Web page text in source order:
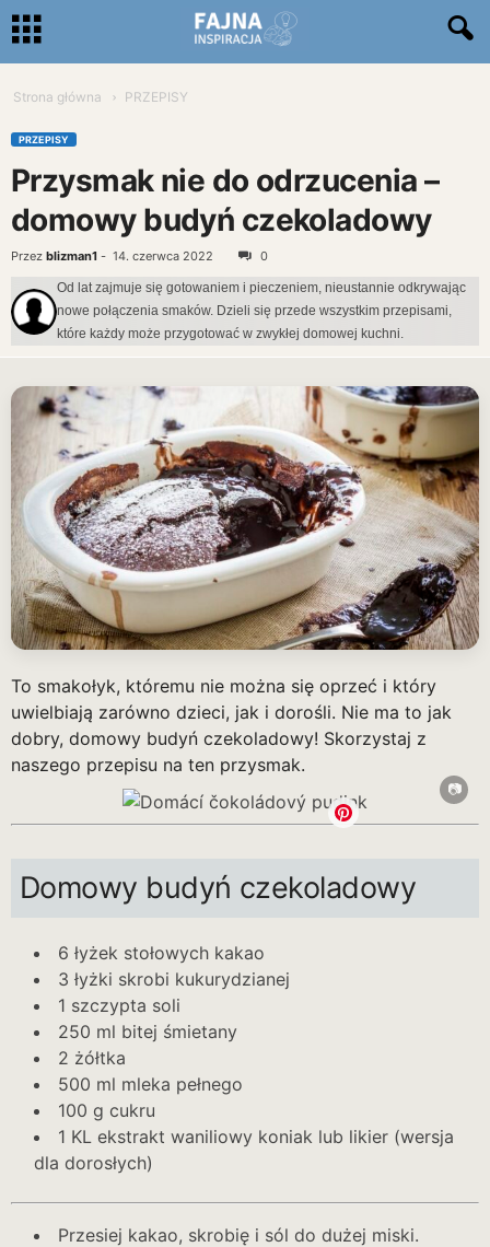
Strona główna PRZEPISY
PRZEPISY
Przysmak nie do odrzucenia –
domowy budyń czekoladowy
Przez blizman1 - 14. czerwca 2022 0
Od lat zajmuje się gotowaniem i pieczeniem, nieustannie odkrywając
nowe połączenia smaków. Dzieli się przede wszystkim przepisami,
które każdy może przygotować w zwykłej domowej kuchni.
To smakołyk, któremu nie można się oprzeć i który
uwielbiają zarówno dzieci, jak i dorośli. Nie ma to jak
dobry, domowy budyń czekoladowy! Skorzystaj z
naszego przepisu na ten przysmak.
Domowy budyń czekoladowy
6 łyżek stołowych kakao
3 łyżki skrobi kukurydzianej
1 szczypta soli
250 ml bitej śmietany
2 żółtka
500 ml mleka pełnego
100 g cukru
1 KL ekstrakt waniliowy koniak lub likier (wersja
dla dorosłych)
Przesiej kakao, skrobię i sól do dużej miski.